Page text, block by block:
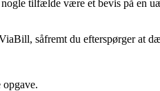
tilfælde være et bevis på en
såfremt du efterspørger at